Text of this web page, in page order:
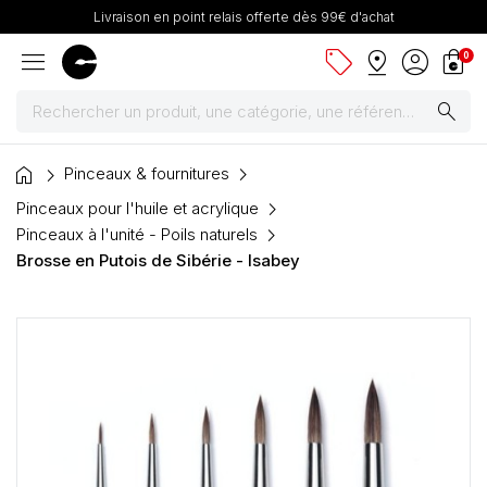
Livraison en point relais offerte dès 99€ d'achat
menu sell pin_drop account_circle shopping_bag
0
search
Peintures
Pinceaux & fournitures
Cartons mousse & plume
home
Pinceaux & fournitures
Pinceaux pour l'huile et acrylique
Pinceaux à l'unité - Poils naturels
Brosse en Putois de Sibérie - Isabey